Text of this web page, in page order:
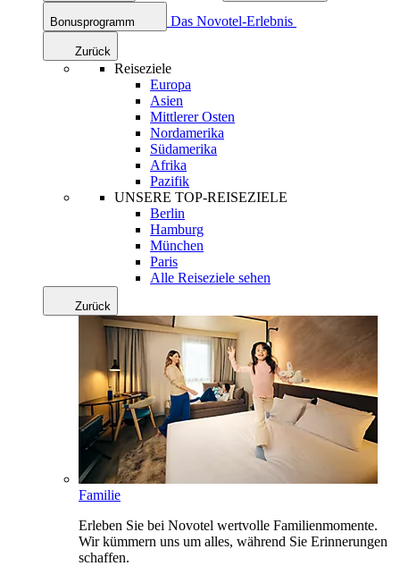
Bonusprogramm Das Novotel-Erlebnis
Zurück
Reiseziele
Europa
Asien
Mittlerer Osten
Nordamerika
Südamerika
Afrika
Pazifik
UNSERE TOP-REISEZIELE
Berlin
Hamburg
München
Paris
Alle Reiseziele sehen
Zurück
Familie
Erleben Sie bei Novotel wertvolle Familienmomente.
Wir kümmern uns um alles, während Sie Erinnerungen
schaffen.